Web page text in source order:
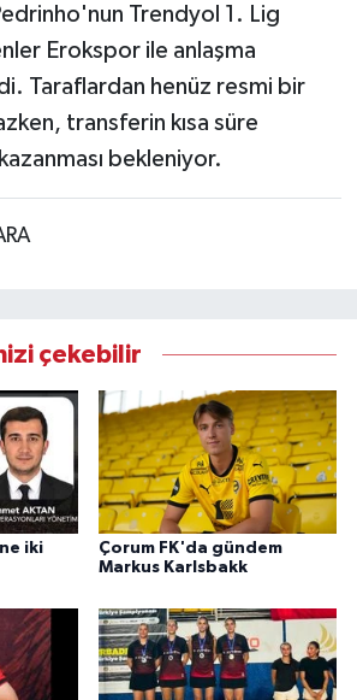
Trendyol 1. Lig
Erokspor ile anlaşma
Taraflardan henüz resmi bir
transferin kısa süre
bekleniyor.
çekebilir
iki
Çorum FK'da gündem
Markus Karlsbakk